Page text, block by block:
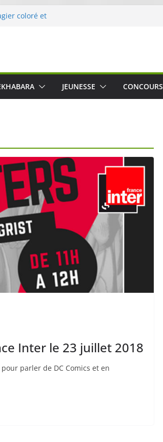
coloré et
et engagée à
concert
Video le 6 octobre
: un casque audio
JEUNESSE CONCOURS
Inter le 23 juillet 2018
parler de DC Comics et en